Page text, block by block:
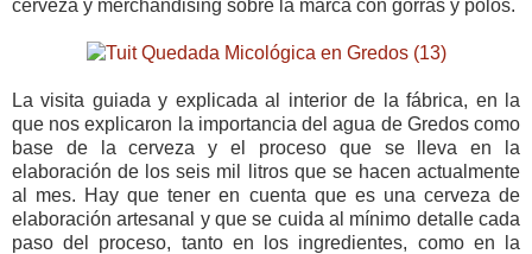
cerveza y merchandising sobre la marca con gorras y polos.
La visita guiada y explicada al interior de la fábrica, en la
que nos explicaron la importancia del agua de Gredos como
base de la cerveza y el proceso que se lleva en la
elaboración de los seis mil litros que se hacen actualmente
al mes. Hay que tener en cuenta que es una cerveza de
elaboración artesanal y que se cuida al mínimo detalle cada
paso del proceso, tanto en los ingredientes, como en la